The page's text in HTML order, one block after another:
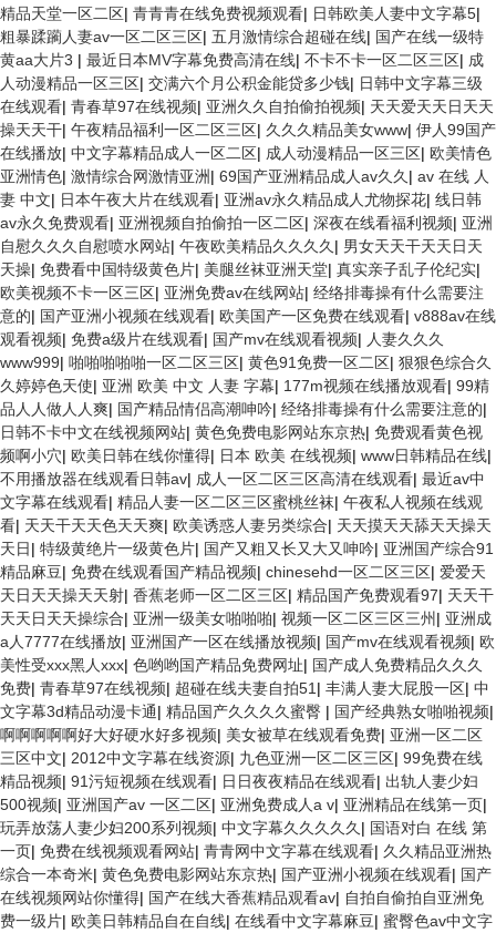
精品天堂一区二区| 青青青在线免费视频观看| 日韩欧美人妻中文字幕5|
粗暴蹂躏人妻av一区二区三区| 五月激情综合超碰在线| 国产在线一级特
黄aa大片3 | 最近日本MV字幕免费高清在线| 不卡不卡一区二区三区| 成
人动漫精品一区三区| 交满六个月公积金能贷多少钱| 日韩中文字幕三级
在线观看| 青春草97在线视频| 亚洲久久自拍偷拍视频| 天天爱天天日天天
操天天干| 午夜精品福利一区二区三区| 久久久精品美女www| 伊人99国产
在线播放| 中文字幕精品成人一区二区| 成人动漫精品一区三区| 欧美情色
亚洲情色| 激情综合网激情亚洲| 69国产亚洲精品成人av久久 | av 在线 人
妻 中文| 日本午夜大片在线观看| 亚洲av永久精品成人尤物探花| 线日韩
av永久免费观看| 亚洲视频自拍偷拍一区二区| 深夜在线看福利视频| 亚洲
自慰久久久自慰喷水网站| 午夜欧美精品久久久久 | 男女天天干天天日天
天操| 免费看中国特级黄色片| 美腿丝袜亚洲天堂| 真实亲子乱子伦纪实|
欧美视频不卡一区三区| 亚洲免费av在线网站| 经络排毒操有什么需要注
意的| 国产亚洲小视频在线观看| 欧美国产一区免费在线观看| v888av在线
观看视频| 免费a级片在线观看| 国产mv在线观看视频| 人妻久久久
www999| 啪啪啪啪啪一区二区三区| 黄色91免费一区二区| 狠狠色综合久
久婷婷色天使| 亚洲 欧美 中文 人妻 字幕| 177m视频在线播放观看| 99精
品人人做人人爽| 国产精品情侣高潮呻吟| 经络排毒操有什么需要注意的|
日韩不卡中文在线视频网站| 黄色免费电影网站东京热| 免费观看黄色视
频啊小穴| 欧美日韩在线你懂得| 日本 欧美 在线视频| www日韩精品在线|
不用播放器在线观看日韩av| 成人一区二区三区高清在线观看| 最近av中
文字幕在线观看| 精品人妻一区二区三区蜜桃丝袜| 午夜私人视频在线观
看| 天天干天天色天天爽| 欧美诱惑人妻另类综合| 天天摸天天舔天天操天
天日| 特级黄绝片一级黄色片| 国产又粗又长又大又呻吟| 亚洲国产综合91
精品麻豆| 免费在线观看国产精品视频| chinesehd一区二区三区| 爱爱天
天日天天操天天射| 香蕉老师一区二区三区| 精品国产免费观看97| 天天干
天天日天天操综合| 亚洲一级美女啪啪啪| 视频一区二区三区三州 | 亚洲成
a人7777在线播放| 亚洲国产一区在线播放视频| 国产mv在线观看视频| 欧
美性受xxx黑人xxx| 色哟哟国产精品免费网址| 国产成人免费精品久久久
免费| 青春草97在线视频| 超碰在线夫妻自拍51 | 丰满人妻大屁股一区| 中
文字幕3d精品动漫卡通| 精品国产久久久久蜜臀 | 国产经典熟女啪啪视频|
啊啊啊啊啊好大好硬水好多视频| 美女被草在线观看免费| 亚洲一区二区
三区中文| 2012中文字幕在线资源| 九色亚洲一区二区三区| 99免费在线
精品视频| 91污短视频在线观看| 日日夜夜精品在线观看| 出轨人妻少妇
500视频| 亚洲国产av 一区二区| 亚洲免费成人a v| 亚洲精品在线第一页|
玩弄放荡人妻少妇200系列视频| 中文字幕久久久久久 | 国语对白 在线 第
一页| 免费在线视频观看网站| 青青网中文字幕在线观看| 久久精品亚洲热
综合一本奇米| 黄色免费电影网站东京热| 国产亚洲小视频在线观看| 国产
在线视频网站你懂得| 国产在线大香蕉精品观看av| 自拍自偷拍自亚洲免
费一级片| 欧美日韩精品自在自线| 在线看中文字幕麻豆| 蜜臀色av中文字